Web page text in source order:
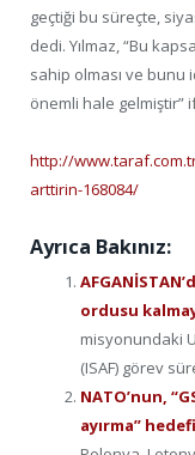
geçtiği bu süreçte,
dedi. Yılmaz, “Bu
sahip olması ve
önemli hale gelmiştir”
http://
arttirin-168084/
Ayrıca Bakınız:
ordusu
misyonundaki
(ISAF) görev
NATO’nun,
ayırma”